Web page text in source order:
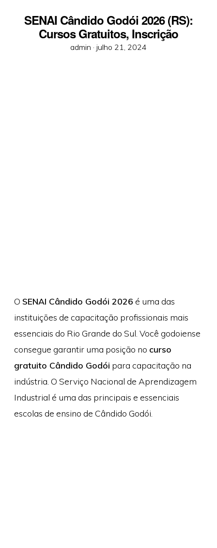
SENAI Cândido Godói 2026 (RS):
Cursos Gratuitos, Inscrição
admin · Posted
julho 21, 2024
O SENAI Cândido Godói 2026 é uma das
instituições de capacitação profissionais mais
essenciais do Rio Grande do Sul. Você godoiense
consegue garantir uma posição no curso
gratuito Cândido Godói para capacitação na
indústria. O Serviço Nacional de Aprendizagem
Industrial é uma das principais e essenciais
escolas de ensino de Cândido Godói.